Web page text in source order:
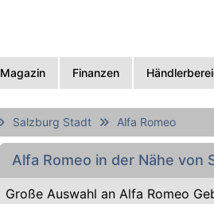
Magazin Finanzen
Salzburg Stadt Alfa Romeo
Alfa Romeo in der Nähe von
Große Auswahl an Alfa Romeo